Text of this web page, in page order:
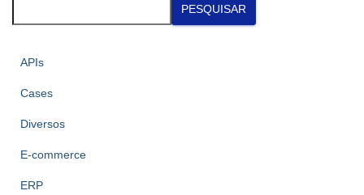
PESQUISAR
APIs
Cases
Diversos
E-commerce
ERP